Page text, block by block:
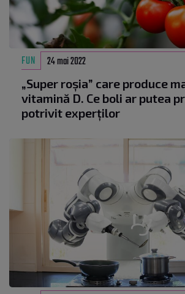
FUN 24 mai 2022
„Super roșia” care produce
vitamină D. Ce boli ar putea
potrivit experților